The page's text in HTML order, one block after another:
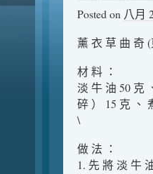
Posted on 八月
薰 衣 草 曲 奇
材 料 ：
淡 牛 油 50 克
碎 ） 15 克 、
\
做 法 ：
1. 先 將 淡 牛